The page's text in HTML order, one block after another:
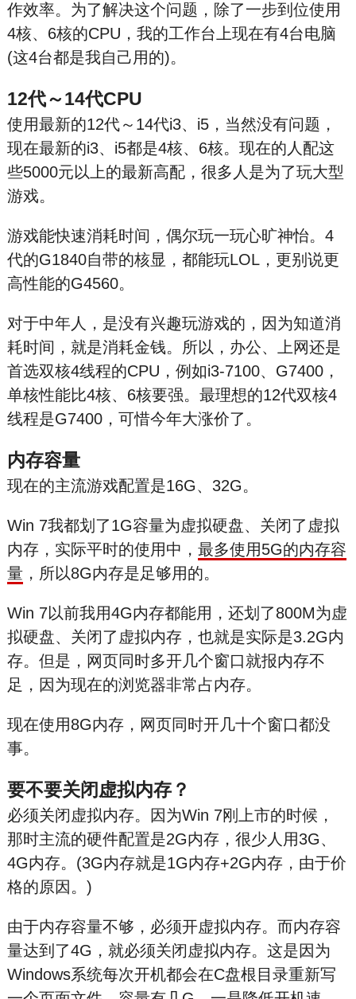
作效率。为了解决这个问题，除了一步到位使用
4核、6核的CPU，我的工作台上现在有4台电脑
(这4台都是我自己用的)。
12代～14代CPU
使用最新的12代～14代i3、i5，当然没有问题，
现在最新的i3、i5都是4核、6核。现在的人配这
些5000元以上的最新高配，很多人是为了玩大型
游戏。
游戏能快速消耗时间，偶尔玩一玩心旷神怡。4
代的G1840自带的核显，都能玩LOL，更别说更
高性能的G4560。
对于中年人，是没有兴趣玩游戏的，因为知道消
耗时间，就是消耗金钱。所以，办公、上网还是
首选双核4线程的CPU，例如i3-7100、G7400，
单核性能比4核、6核要强。最理想的12代双核4
线程是G7400，可惜今年大涨价了。
内存容量
现在的主流游戏配置是16G、32G。
Win 7我都划了1G容量为虚拟硬盘、关闭了虚拟
内存，实际平时的使用中， 最多使用5G的内存容
量，所以8G内存是足够用的。
Win 7以前我用4G内存都能用，还划了800M为虚
拟硬盘、关闭了虚拟内存，也就是实际是3.2G内
存。但是，网页同时多开几个窗口就报内存不
足，因为现在的浏览器非常占内存。
现在使用8G内存，网页同时开几十个窗口都没
事。
要不要关闭虚拟内存？
必须关闭虚拟内存。因为Win 7刚上市的时候，
那时主流的硬件配置是2G内存，很少人用3G、
4G内存。(3G内存就是1G内存+2G内存，由于价
格的原因。)
由于内存容量不够，必须开虚拟内存。而内存容
量达到了4G，就必须关闭虚拟内存。这是因为
Windows系统每次开机都会在C盘根目录重新写